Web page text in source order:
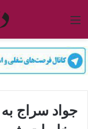
منو
جواد سراج